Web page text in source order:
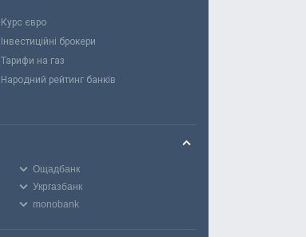
Курс євро
Інвестиційні брокери
Тарифи на газ
Народний рейтинг банків
Ощадбанк
Укргазбанк
monobank